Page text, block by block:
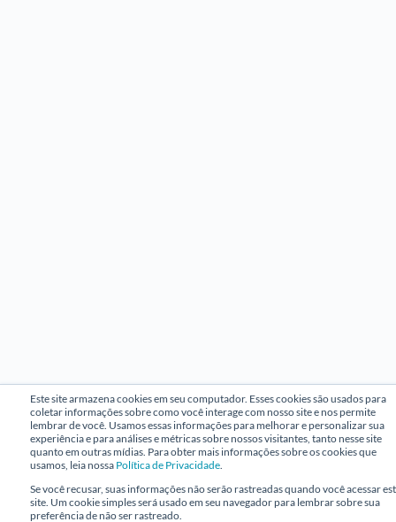
Este site armazena cookies em seu computador. Esses cookies são usados para
coletar informações sobre como você interage com nosso site e nos permite
lembrar de você. Usamos essas informações para melhorar e personalizar sua
experiência e para análises e métricas sobre nossos visitantes, tanto nesse site
quanto em outras mídias. Para obter mais informações sobre os cookies que
usamos, leia nossa Política de Privacidade.
Se você recusar, suas informações não serão rastreadas quando você acessar
site. Um cookie simples será usado em seu navegador para lembrar sobre sua
preferência de não ser rastreado.